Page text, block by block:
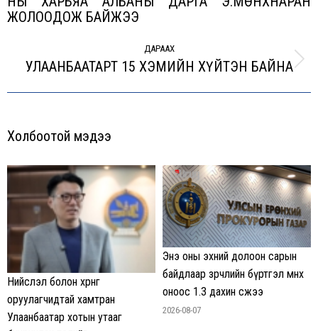
ЖОЛООДОЖ БАЙЖЭЭ
ДАРААХ
Next
УЛААНБААТАРТ 15 ХЭМИЙН ХҮЙТЭН БАЙНА
Холбоотой мэдээ
Нийслэл болон хөрөнгө
оруулагчидтай хамтран
Улаанбаатар хотын утааг
Энэ оны эхний долоон сарын
байдлаар зөрчлийн бүртгэл өмнөх
оноос 1.3 дахин өсжээ
2026-08-07